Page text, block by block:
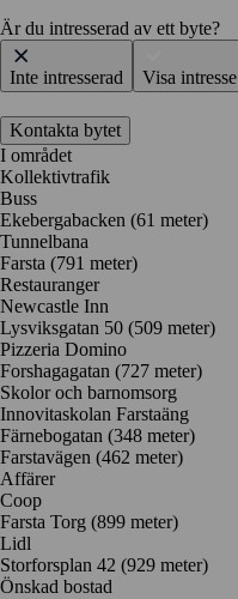
Är du intresserad av ett byte?
Inte intresserad Visa intresse
Kontakta bytet
I området
Kollektivtrafik
Buss
Ekebergabacken (61 meter)
Tunnelbana
Farsta (791 meter)
Restauranger
Newcastle Inn
Lysviksgatan 50 (509 meter)
Pizzeria Domino
Forshagagatan (727 meter)
Skolor och barnomsorg
Innovitaskolan Farstaäng
Färnebogatan (348 meter)
Farstavägen (462 meter)
Affärer
Coop
Farsta Torg (899 meter)
Lidl
Storforsplan 42 (929 meter)
Önskad bostad